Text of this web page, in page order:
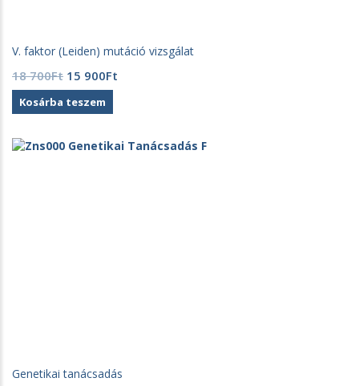
V. faktor (Leiden) mutáció vizsgálat
18 700Ft Original
price
was:
700Ft.
15 900Ft
900Ft.
Kosárba teszem
Genetikai tanácsadás